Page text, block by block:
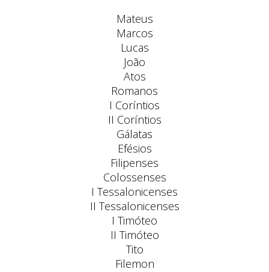
Mateus
Marcos
Lucas
João
Atos
Romanos
I Coríntios
II Coríntios
Gálatas
Efésios
Filipenses
Colossenses
I Tessalonicenses
II Tessalonicenses
I Timóteo
II Timóteo
Tito
Filemon